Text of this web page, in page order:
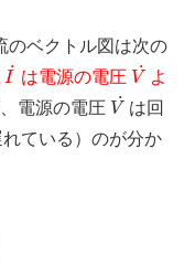
のベクトル図は次の
˙
I
I˙
は電源の電圧 ˙
V
V˙
よ
電源の電圧 ˙
V
V˙
は回
ている）のが分か